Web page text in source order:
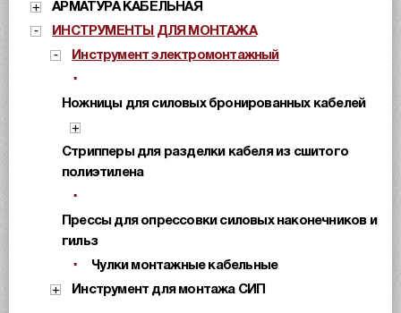
АРМАТУРА КАБЕЛЬНАЯ
ИНСТРУМЕНТЫ ДЛЯ МОНТАЖА
Инструмент электромонтажный
Ножницы для силовых бронированных кабелей
Стрипперы для разделки кабеля из сшитого
полиэтилена
Прессы для опрессовки силовых наконечников и
гильз
Чулки монтажные кабельные
Инструмент для монтажа СИП